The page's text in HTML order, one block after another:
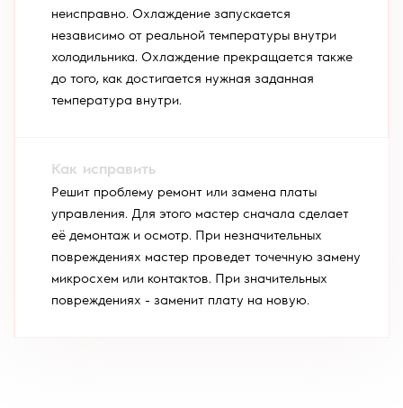
неисправно. Охлаждение запускается
независимо от реальной температуры внутри
холодильника. Охлаждение прекращается также
до того, как достигается нужная заданная
температура внутри.
Решит проблему ремонт или замена платы
управления. Для этого мастер сначала сделает
её демонтаж и осмотр. При незначительных
повреждениях мастер проведет точечную замену
микросхем или контактов. При значительных
повреждениях - заменит плату на новую.